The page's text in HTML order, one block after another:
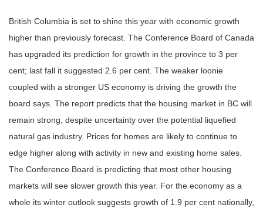
British Columbia is set to shine this year with economic growth
higher than previously forecast. The Conference Board of Canada
has upgraded its prediction for growth in the province to 3 per
cent; last fall it suggested 2.6 per cent. The weaker loonie
coupled with a stronger US economy is driving the growth the
board says. The report predicts that the housing market in BC will
remain strong, despite uncertainty over the potential liquefied
natural gas industry. Prices for homes are likely to continue to
edge higher along with activity in new and existing home sales.
The Conference Board is predicting that most other housing
markets will see slower growth this year. For the economy as a
whole its winter outlook suggests growth of 1.9 per cent nationally,